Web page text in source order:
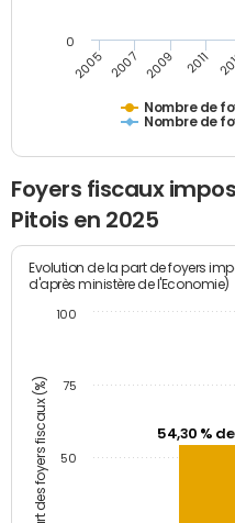
Nombre de
Nombre de
2005 2007 2009 2011
0
Foyers fiscaux
Pitois en 2025
Part des foyers fiscaux (%)
Evolution de la part de foyers
d'après ministère de l'Economie)
54,30 %
50
75
100